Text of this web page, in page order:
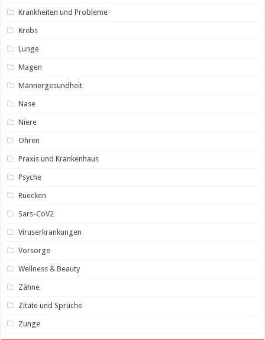
Krankheiten und Probleme
Krebs
Lunge
Magen
Männergesundheit
Nase
Niere
Ohren
Praxis und Krankenhaus
Psyche
Ruecken
Sars-CoV2
Viruserkrankungen
Vorsorge
Wellness & Beauty
Zähne
Zitate und Sprüche
Zunge